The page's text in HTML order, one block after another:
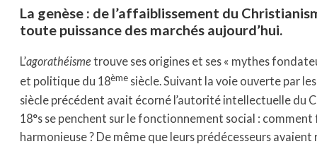
La genèse : de l’affaiblissement du
toute puissance des marchés aujourd’hui.
L’agorathéisme trouve ses origines et ses « mythes
et politique du 18ème siècle. Suivant la voie ouverte par
siècle précédent avait écorné l’autorité intellectuelle du
18°s se penchent sur le fonctionnement social :
harmonieuse ? De même que leurs prédécesseurs avaient